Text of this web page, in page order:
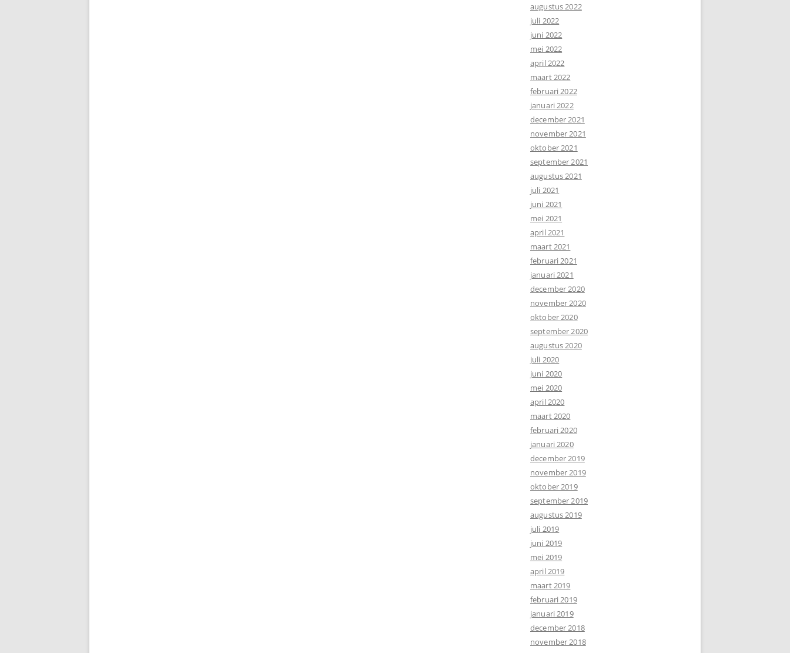
augustus 2022
juli 2022
juni 2022
mei 2022
april 2022
maart 2022
februari 2022
januari 2022
december 2021
november 2021
oktober 2021
september 2021
augustus 2021
juli 2021
juni 2021
mei 2021
april 2021
maart 2021
februari 2021
januari 2021
december 2020
november 2020
oktober 2020
september 2020
augustus 2020
juli 2020
juni 2020
mei 2020
april 2020
maart 2020
februari 2020
januari 2020
december 2019
november 2019
oktober 2019
september 2019
augustus 2019
juli 2019
juni 2019
mei 2019
april 2019
maart 2019
februari 2019
januari 2019
december 2018
november 2018